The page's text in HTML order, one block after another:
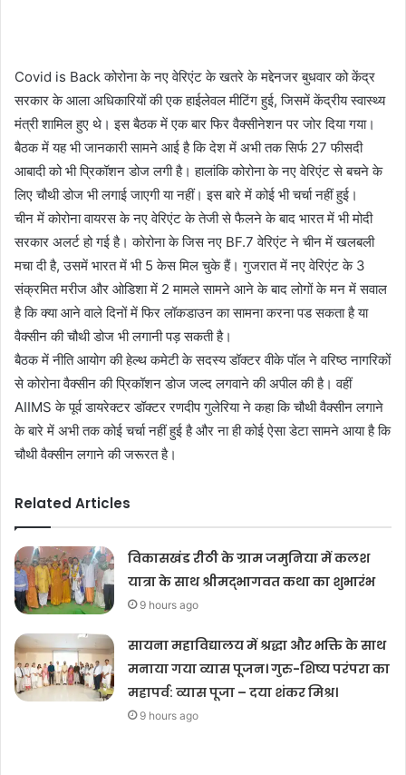
Covid is Back कोरोना के नए वेरिएंट के खतरे के मद्देनजर बुधवार को केंद्र
सरकार के आला अधिकारियों की एक हाईलेवल मीटिंग हुई, जिसमें केंद्रीय स्वास्थ्य
मंत्री शामिल हुए थे। इस बैठक में एक बार फिर वैक्सीनेशन पर जोर दिया गया।
बैठक में यह भी जानकारी सामने आई है कि देश में अभी तक सिर्फ 27 फीसदी
आबादी को भी प्रिकॉशन डोज लगी है। हालांकि कोरोना के नए वेरिएंट से बचने के
लिए चौथी डोज भी लगाई जाएगी या नहीं। इस बारे में कोई भी चर्चा नहीं हुई।
चीन में कोरोना वायरस के नए वेरिएंट के तेजी से फैलने के बाद भारत में भी मोदी
सरकार अलर्ट हो गई है। कोरोना के जिस नए BF.7 वेरिएंट ने चीन में खलबली
मचा दी है, उसमें भारत में भी 5 केस मिल चुके हैं। गुजरात में नए वेरिएंट के 3
संक्रमित मरीज और ओडिशा में 2 मामले सामने आने के बाद लोगों के मन में सवाल
है कि क्या आने वाले दिनों में फिर लॉकडाउन का सामना करना पड सकता है या
वैक्सीन की चौथी डोज भी लगानी पड़ सकती है।
बैठक में नीति आयोग की हेल्थ कमेटी के सदस्य डॉक्टर वीके पॉल ने वरिष्ठ नागरिकों
से कोरोना वैक्सीन की प्रिकॉशन डोज जल्द लगवाने की अपील की है। वहीं
AIIMS के पूर्व डायरेक्टर डॉक्टर रणदीप गुलेरिया ने कहा कि चौथी वैक्सीन लगाने
के बारे में अभी तक कोई चर्चा नहीं हुई है और ना ही कोई ऐसा डेटा सामने आया है कि
चौथी वैक्सीन लगाने की जरूरत है।
Related Articles
विकासखंड रीठी के ग्राम जमुनिया में कलश
यात्रा के साथ श्रीमद्भागवत कथा का शुभारंभ
9 hours ago
सायना महाविद्यालय में श्रद्धा और भक्ति के साथ
मनाया गया व्यास पूजन। गुरु-शिष्य परंपरा का
महापर्व: व्यास पूजा – दया शंकर मिश्र।
9 hours ago